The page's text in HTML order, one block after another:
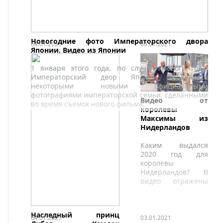
Новогодние фото Императорского двора
Японии. Видео из Японии
1 января этого года, по случаю Нового года,
Императорский двор Японии поделился
некоторыми новыми официальными
фотографиями императорской семьи, сделанными
во время съемок нового фильма.
04.01.2021
Наследный принц
04.01.2021
Видео от
королевы
Максимы из
Нидерландов
Каким выдался
2020 год для
королевы
Нидерландов? В
видео отражены
04.01.2021 03.01.2021